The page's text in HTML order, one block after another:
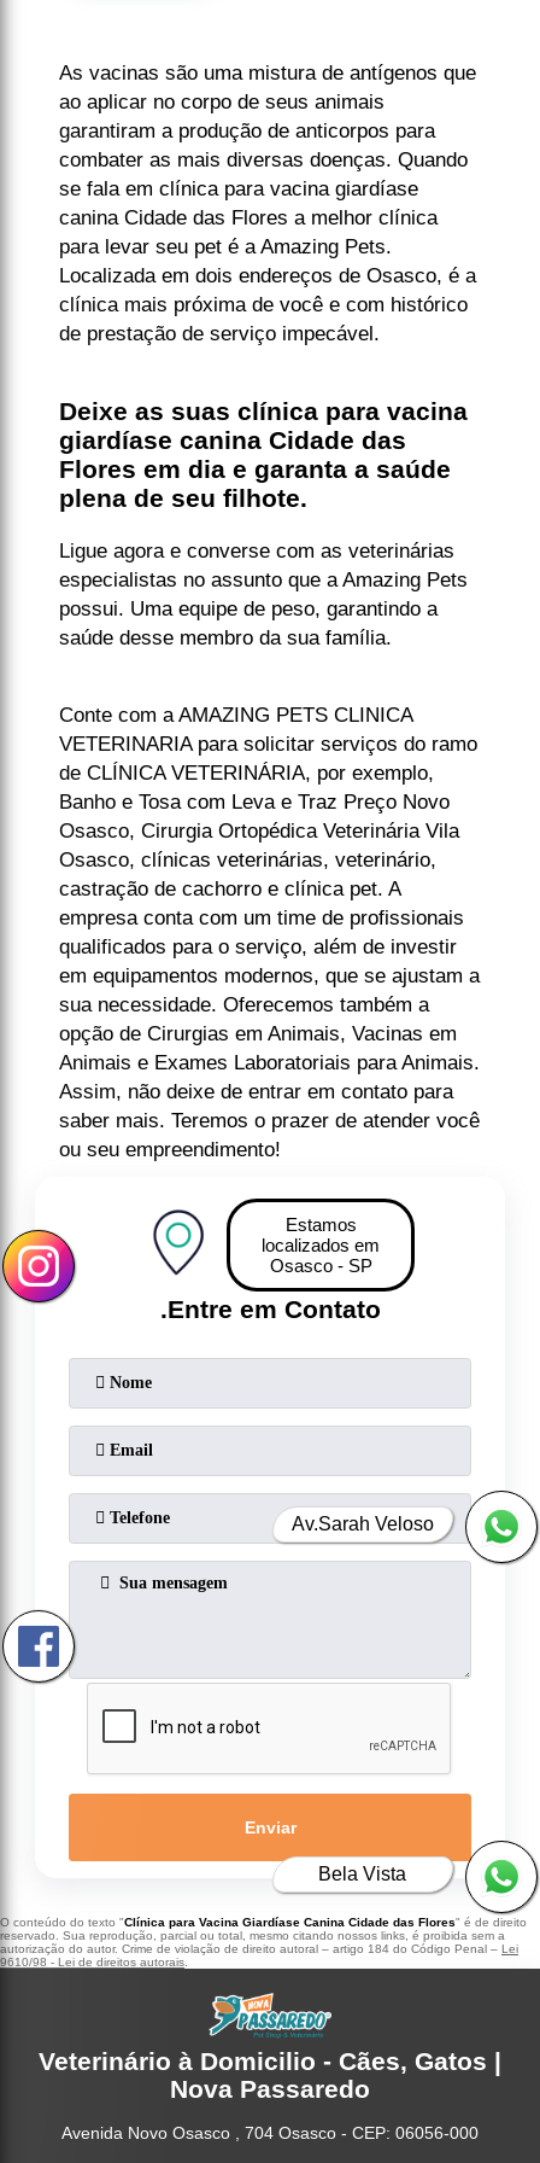
As vacinas são uma mistura de antígenos que
ao aplicar no corpo de seus animais
garantiram a produção de anticorpos para
combater as mais diversas doenças. Quando
se fala em clínica para vacina giardíase
canina Cidade das Flores a melhor clínica
para levar seu pet é a Amazing Pets.
Localizada em dois endereços de Osasco, é a
clínica mais próxima de você e com histórico
de prestação de serviço impecável.
Deixe as suas clínica para vacina
giardíase canina Cidade das
Flores em dia e garanta a saúde
plena de seu filhote.
Ligue agora e converse com as veterinárias
especialistas no assunto que a Amazing Pets
possui. Uma equipe de peso, garantindo a
saúde desse membro da sua família.
Conte com a AMAZING PETS CLINICA
VETERINARIA para solicitar serviços do ramo
de CLÍNICA VETERINÁRIA, por exemplo,
Banho e Tosa com Leva e Traz Preço Novo
Osasco, Cirurgia Ortopédica Veterinária Vila
Osasco, clínicas veterinárias, veterinário,
castração de cachorro e clínica pet. A
empresa conta com um time de profissionais
qualificados para o serviço, além de investir
em equipamentos modernos, que se ajustam a
sua necessidade. Oferecemos também a
opção de Cirurgias em Animais, Vacinas em
Animais e Exames Laboratoriais para Animais.
Assim, não deixe de entrar em contato para
saber mais. Teremos o prazer de atender você
ou seu empreendimento!
.Entre em Contato
Estamos
localizados em
Osasco - SP
Enviar
O conteúdo do texto "Clínica para Vacina Giardíase Canina Cidade das Flores" é de direito
reservado. Sua reprodução, parcial ou total, mesmo citando nossos links, é proibida sem a
autorização do autor. Crime de violação de direito autoral – artigo 184 do Código Penal – Lei
9610/98 - Lei de direitos autorais
Veterinário à Domicilio - Cães, Gatos |
Nova Passaredo
Avenida Novo Osasco , 704 Osasco - CEP: 06056-000
Av.Sarah Veloso
Bela Vista